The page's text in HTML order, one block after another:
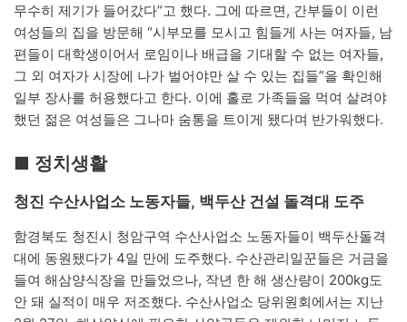
무수히 제기가 들어갔다”고 했다. 그에 따르면, 간부들이 이런
여성들의 집을 방문해 “시부모를 모시고 힘들게 사는 여자들, 남
편들이 대학생이어서 로임이나 배급을 기대할 수 없는 여자들,
그 외 여자가 시장에 나가 벌어야만 살 수 있는 집들”을 확인해
일부 장사를 허용했다고 한다. 이에 홀로 가족들을 먹여 살려야
했던 젊은 여성들은 그나마 숨통을 트이게 됐다며 반가워했다.
■ 정치생활
청진 수산사업소 노동자들, 백두산 건설 돌격대 도주
함경북도 청진시 청암구역 수산사업소 노동자들이 백두산돌격
대에 동원됐다가 4일 만에 도주했다. 수산관리일꾼들은 거금을
들여 해삼양식장을 만들었으나, 작년 한 해 생산량이 200kg도
안 돼 실적이 매우 저조했다. 수산사업소 당위원회에서는 지난